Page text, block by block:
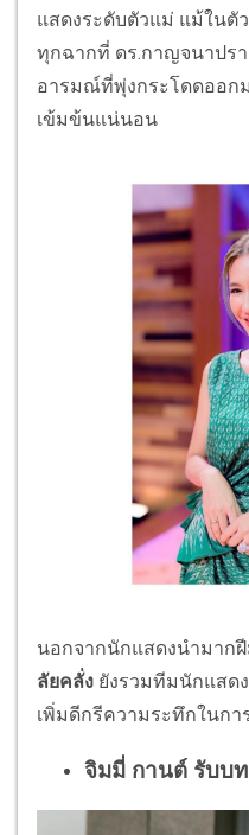
แสดงระดับตัวแม่ แม้ในตั
ทุกฉากที่ ดร.กาญจนาปร
อารมณ์ที่พุ่งกระโดดออก
เข้มข้นแน่นอน
นอกจากนักแสดงนำมาก
ลัยคลั่ง ยังรวมทีมนักแสด
เพิ่มดีกรีความระทึกในกา
จิมมี่ กานต์ รับบท